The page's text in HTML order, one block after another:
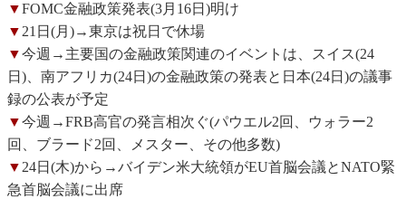
▼FOMC金融政策発表(3月16日)明け
▼21日(月)→東京は祝日で休場
▼今週→主要国の金融政策関連のイベントは、スイス(24
日)、南アフリカ(24日)の金融政策の発表と日本(24日)の議事
録の公表が予定
▼今週→FRB高官の発言相次ぐ(パウエル2回、ウォラー2
回、ブラード2回、メスター、その他多数)
▼24日(木)から→バイデン米大統領がEU首脳会議とNATO緊
急首脳会議に出席